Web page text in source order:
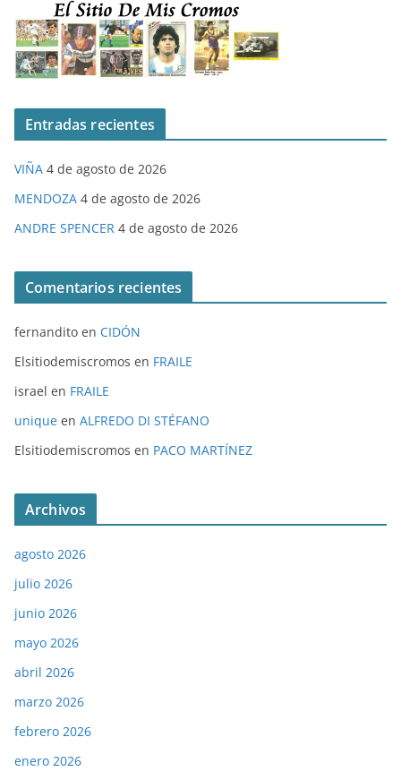
Entradas recientes
VIÑA 4 de agosto de 2026
MENDOZA 4 de agosto de 2026
ANDRE SPENCER 4 de agosto de 2026
Comentarios recientes
fernandito en CIDÓN
Elsitiodemiscromos en FRAILE
israel en FRAILE
unique en ALFREDO DI STÉFANO
Elsitiodemiscromos en PACO MARTÍNEZ
Archivos
agosto 2026
julio 2026
junio 2026
mayo 2026
abril 2026
marzo 2026
febrero 2026
enero 2026